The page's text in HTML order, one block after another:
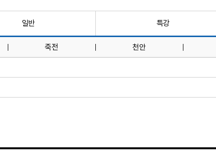
일반 특강
죽전 천안